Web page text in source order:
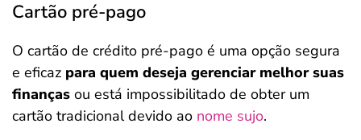
Cartão pré-pago
O cartão de crédito pré-pago é uma opção segura
e eficaz para quem deseja gerenciar melhor suas
finanças ou está impossibilitado de obter um
cartão tradicional devido ao nome sujo.